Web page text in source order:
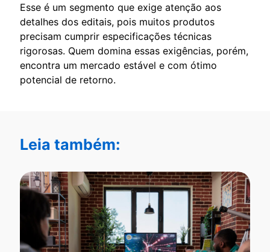
Esse é um segmento que exige atenção aos
detalhes dos editais, pois muitos produtos
precisam cumprir especificações técnicas
rigorosas. Quem domina essas exigências, porém,
encontra um mercado estável e com ótimo
potencial de retorno.
Leia também: